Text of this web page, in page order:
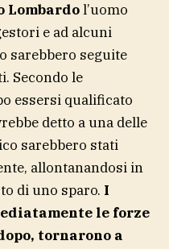
Lombardol’uomo
e ad alcuni
sarebbero seguite
Secondo le
essersi qualificato
detto a una delle
sarebbero stati
allontanandosi in
di uno sparo. I
le forze
tornarono a